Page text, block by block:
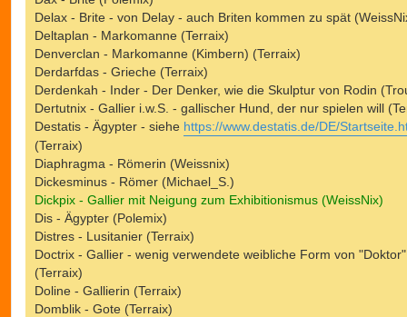
Delax - Brite - von Delay - auch Briten kommen zu spät
Deltaplan - Markomanne (Terraix)
Denverclan - Markomanne (Kimbern) (Terraix)
Derdarfdas - Grieche (Terraix)
Derdenkah - Inder - Der Denker, wie die Skulptur von Rodin
Dertutnix - Gallier i.w.S. - gallischer Hund, der nur spielen will
Destatis - Ägypter - siehe https://www.destatis.de/DE/
(Terraix)
Diaphragma - Römerin (Weissnix)
Dickesminus - Römer (Michael_S.)
Dickpix - Gallier mit Neigung zum Exhibitionismus (WeissNix)
Dis - Ägypter (Polemix)
Distres - Lusitanier (Terraix)
Doctrix - Gallier - wenig verwendete weibliche Form von "Doktor"
(Terraix)
Doline - Gallierin (Terraix)
Domblik - Gote (Terraix)